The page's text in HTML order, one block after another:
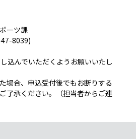
ーツ課
8039)
込んでいただくようお願いいたし
場合、申込受付後でもお断りする
了承ください。（担当者からご連